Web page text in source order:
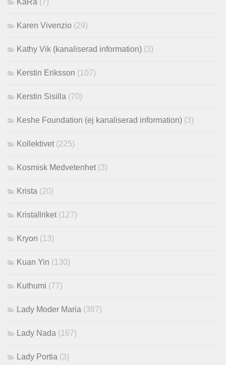
KaRa (7)
Karen Vivenzio (29)
Kathy Vik (kanaliserad information) (3)
Kerstin Eriksson (107)
Kerstin Sisilla (70)
Keshe Foundation (ej kanaliserad information) (3)
Kollektivet (225)
Kosmisk Medvetenhet (3)
Krista (20)
Kristallriket (127)
Kryon (13)
Kuan Yin (130)
Kuthumi (77)
Lady Moder Maria (387)
Lady Nada (167)
Lady Portia (3)